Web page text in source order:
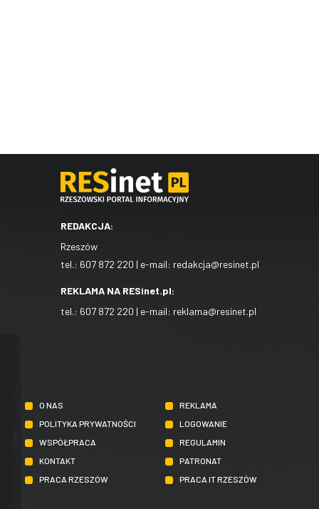
REDAKCJA:
Rzeszów
tel.: 607 872 220 | e-mail: redakcja@resinet.pl
REKLAMA NA RESinet.pl:
tel.: 607 872 220 | e-mail: reklama@resinet.pl
O NAS
REKLAMA
POLITYKA PRYWATNOŚCI
LOGOWANIE
WSPÓŁPRACA
REGULAMIN
KONTAKT
PATRONAT
PRACA RZESZÓW
PRACA IT RZESZÓW